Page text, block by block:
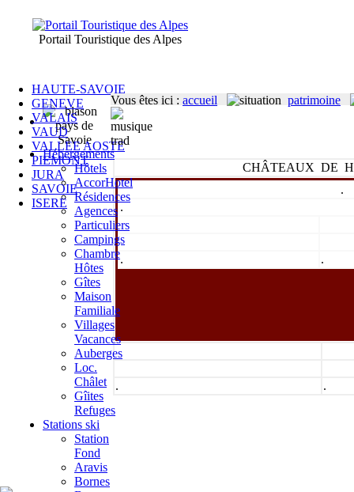
Hébergements
Hôtels
AccorHotel
Résidences
Agences
Particuliers
Campings
Chambre
Hôtes
Gîtes
Maison
Familiale
Villages
Vacances
Auberges
Loc.
Châlet
Gîites
Refuges
Stations ski
Station
Fond
Aravis
Bornes
HAUTE-SAVOIE
GENEVE
VALAIS
VAUD
VALLEE AOSTE
PIEMONT
JURA
SAVOIE
ISERE
Portail Touristique des Alpes
CHÂTEAUX DE
.
.
. .
. .
Vous êtes ici : accueil patrimoine